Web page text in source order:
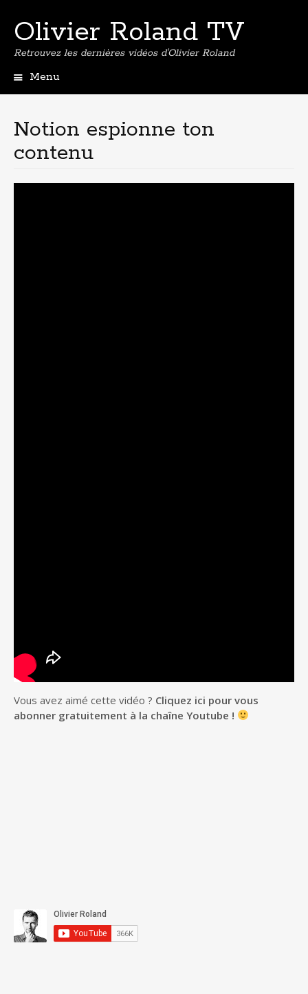
Olivier Roland TV
Retrouvez les dernières vidéos d'Olivier Roland
Menu
principal
Notion espionne ton
contenu
Vous avez aimé cette vidéo ? Cliquez ici pour vous
abonner gratuitement à la chaîne Youtube !